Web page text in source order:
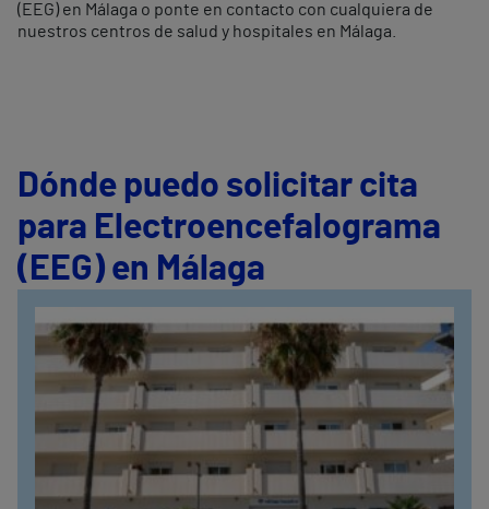
(EEG) en Málaga o ponte en contacto con cualquiera de
nuestros centros de salud y hospitales en Málaga.
Dónde puedo solicitar cita
para Electroencefalograma
(EEG) en Málaga